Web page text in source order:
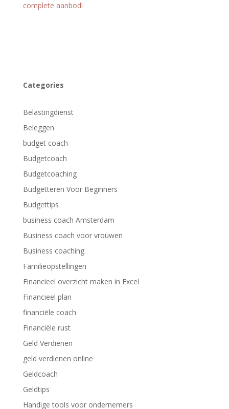
complete aanbod!
Categories
Belastingdienst
Beleggen
budget coach
Budgetcoach
Budgetcoaching
Budgetteren Voor Beginners
Budgettips
business coach Amsterdam
Business coach voor vrouwen
Business coaching
Familieopstellingen
Financieel overzicht maken in Excel
Financieel plan
financiële coach
Financiële rust
Geld Verdienen
geld verdienen online
Geldcoach
Geldtips
Handige tools voor ondernemers